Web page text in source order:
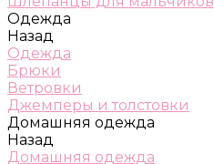
Одежда
Назад
Одежда
Брюки
Ветровки
Джемперы и толстовки
Домашняя одежда
Назад
Домашняя одежда